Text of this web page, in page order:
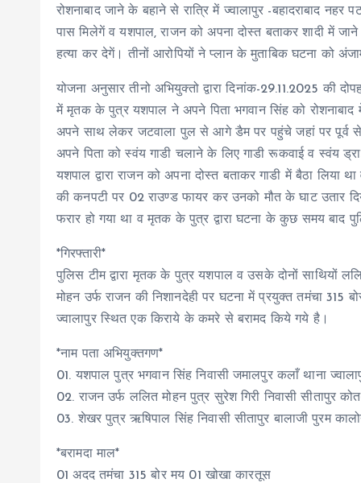
रोशनाबाद जाने के बहाने से रात्रि में ज्वालापुर -बहादराबाद
पास मिलेगें व यशपाल, राजन को अपना दोस्त बताकर शादी में
हत्या कर देगें। तीनों आरोपियों ने प्लान के मुताबिक घटना को
योजना अनुसार तीनो अभियुक्तो द्वारा दिनांक-29.11.2025 की
में मृतक के पुत्र यशपाल ने अपने पिता भगवान सिंह को
अपने साथ लेकर जटवाला पुल से आगे डैम पर पहुंचे जहां पर पूर्व से
अपने पिता को स्वंय गाडी चलाने के लिए गाडी रूकवाई व स्वंय
यशपाल द्वारा राजन को अपना दोस्त बताकर गाडी में बैठा लिया
की कनपटी पर 02 राउण्ड फायर कर उनको मौत के घाट उतार
फरार हो गया था व मृतक के पुत्र द्वारा घटना के कुछ समय बाद
*गिरफ्तारी*
पुलिस टीम द्वारा मृतक के पुत्र यशपाल व उसके दोनों साथियों
मोहन उर्फ राजन की निशानदेही पर घटना में प्रयुक्त तमंचा
ज्वालापुर स्थित एक किराये के कमरे से बरामद किये गये है।
*नाम पता अभियुक्तगण*
01. यशपाल पुत्र भगवान सिंह निवासी जमालपुर कलाँ थाना
02. राजन उर्फ ललित मोहन पुत्र सुरेश गिरी निवासी सीतापुर
03. शेखर पुत्र ऋषिपाल सिंह निवासी सीतापुर बालाजी पुरम
*बरामदा माल*
01 अदद तमंचा 315 बोर मय 01 खोखा कारतूस